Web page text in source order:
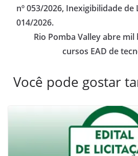
nº 053/2026, Inexigibilidade de
014/2026.
Rio Pomba Valley abre
cursos EAD de
Você pode gostar